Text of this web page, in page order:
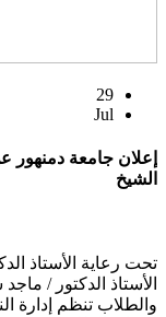
29
Jul
إعلان جامعة دمنهور
الشيخ
تحت رعاية الأستاذ
الأستاذ الدكتور /
والطلاب تنظم إدارة